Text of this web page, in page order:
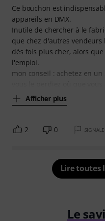
Ce bouchon est
appareils en DMX.
Inutile de chercher à le
que chez d'autres
dès fois plus cher, alors
l'emploi.
mon conseil : achetez en
Afficher plus
2 0
Lire toutes
Le